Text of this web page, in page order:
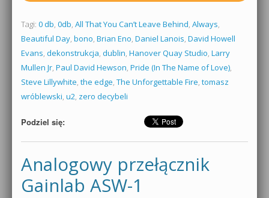
Tagi: 0 db, 0db, All That You Can’t Leave Behind, Always,
Beautiful Day, bono, Brian Eno, Daniel Lanois, David Howell
Evans, dekonstrukcja, dublin, Hanover Quay Studio, Larry
Mullen Jr, Paul David Hewson, Pride (In The Name of Love),
Steve Lillywhite, the edge, The Unforgettable Fire, tomasz
wróblewski, u2, zero decybeli
Podziel się:
Analogowy przełącznik
Gainlab ASW-1